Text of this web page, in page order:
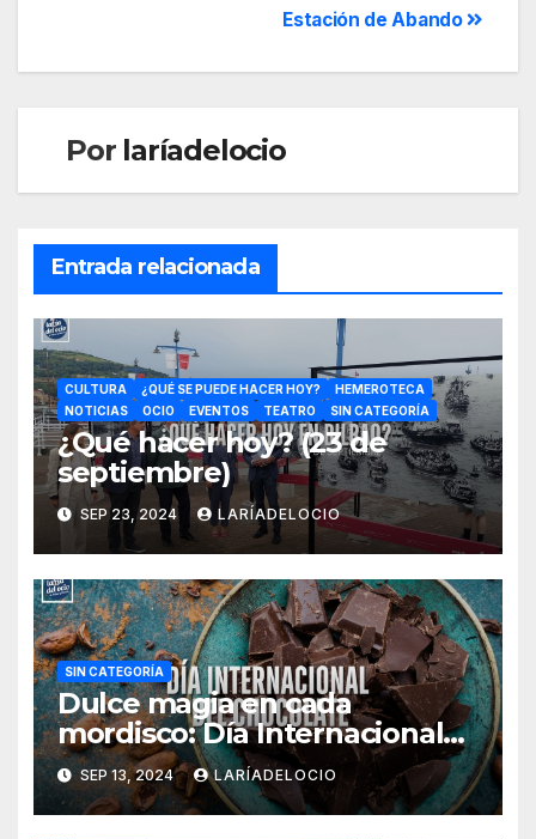
Estación de Abando
Por laríadelocio
Entrada relacionada
CULTURA ¿QUÉ SE PUEDE HACER HOY?
HEMEROTECA
NOTICIAS
OCIO EVENTOS TEATRO SIN CATEGORÍA
¿Qué hacer hoy? (23 de
septiembre)
SEP 23, 2024 LARÍADELOCIO
SIN CATEGORÍA
Dulce magia en cada
mordisco: Día Internacional
del Chocolate
SEP 13, 2024 LARÍADELOCIO